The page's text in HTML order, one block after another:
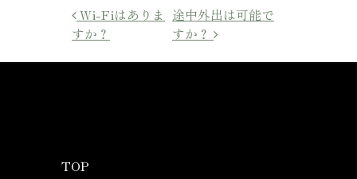
投稿ナビゲーション
Wi-Fiはありま
すか？
途中外出は可能で
すか？
TOP